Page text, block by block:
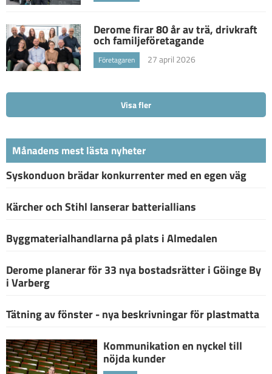
Derome firar 80 år av trä, drivkraft
och familjeföretagande
Företagaren 27 april 2026
Visa fler
Månadens mest lästa nyheter
Syskonduon brädar konkurrenter med en egen väg
Kärcher och Stihl lanserar batteriallians
Byggmaterialhandlarna på plats i Almedalen
Derome planerar för 33 nya bostadsrätter i Göinge By
i Varberg
Tätning av fönster - nya beskrivningar för plastmatta
Kommunikation en nyckel till
nöjda kunder